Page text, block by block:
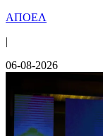
ΑΠΟΕΛ
|
06-08-2026